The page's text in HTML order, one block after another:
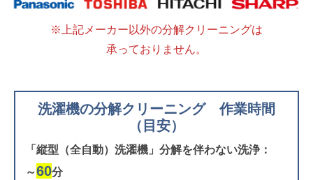
※上記メーカー以外の分解クリーニングは
承っておりません。
洗濯機の分解クリーニング 作業時間
（目安）
「縦型（全自動）洗濯機」分解を伴わない洗浄：
～60分